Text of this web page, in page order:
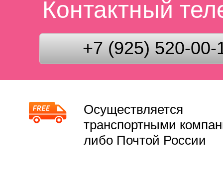
Контактный
+7 (925) 520-00-
Осуществляется
транспортными
либо Почтой России